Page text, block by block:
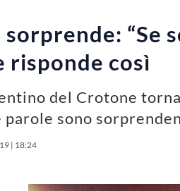
“Se
risponde così
del Crotone
parole sono
| 18:24